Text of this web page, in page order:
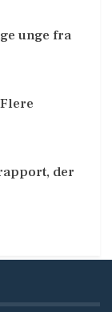
unge fra
der